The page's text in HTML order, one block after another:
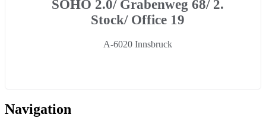
SOHO 2.0/ Grabenweg 68/ 2.
Stock/ Office 19
A-6020 Innsbruck
Navigation